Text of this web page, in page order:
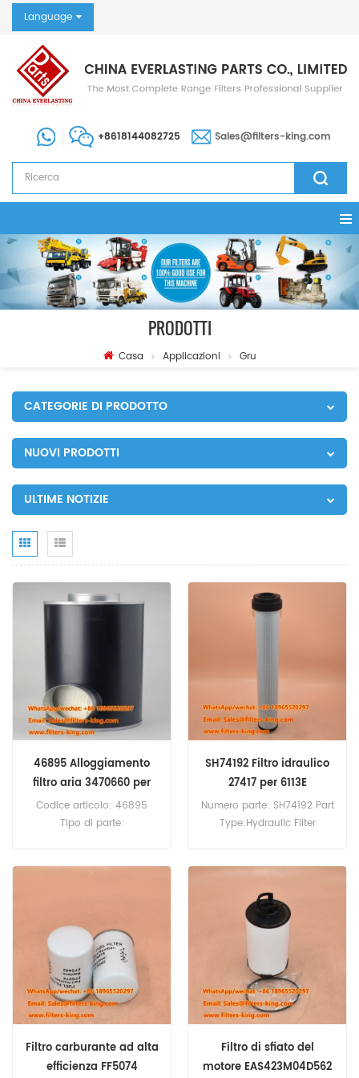
Language
+8618144082725 Sales@filters-king.com
PRODOTTI
Casa Applicazioni Gru
CATEGORIE DI PRODOTTO
NUOVI PRODOTTI
ULTIME NOTIZIE
46895 Alloggiamento
filtro aria 3470660 per
gru 777T
Codice articolo: 46895
Tipo di parte:
Riferimento incrociato
3470660 Da utilizzare per
Mamitowoc 2250 777 777T
999.
SH74192 Filtro idraulico
27417 per 6113E
Numero parte: SH74192 Part
Type:Hydraulic Filter
Hydraulic Filter Cross
Reference 27417 Use For
Sennebogen 2200 3300
5500 608 6113E 613DM 613E
Filtro carburante ad alta
efficienza FF5074
Filtro di sfiato del
motore EAS423M04D562